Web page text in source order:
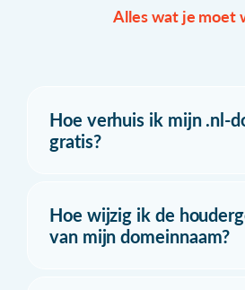
Alles wat je moet
Hoe verhuis ik mijn .nl-
gratis?
Hoe wijzig ik de
van mijn domeinnaam?